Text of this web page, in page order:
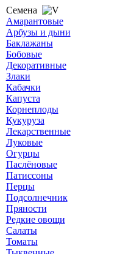
Семена
Амарантовые
Арбузы и дыни
Баклажаны
Бобовые
Декоративные
Злаки
Кабачки
Капуста
Корнеплоды
Кукуруза
Лекарственные
Луковые
Огурцы
Паслёновые
Патиссоны
Перцы
Подсолнечник
Пряности
Редкие овощи
Салаты
Томаты